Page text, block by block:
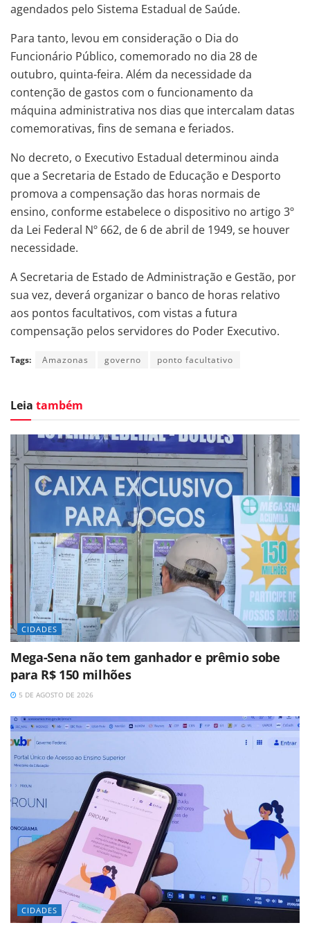
agendados pelo Sistema Estadual de Saúde.
Para tanto, levou em consideração o Dia do
Funcionário Público, comemorado no dia 28 de
outubro, quinta-feira. Além da necessidade da
contenção de gastos com o funcionamento da
máquina administrativa nos dias que intercalam datas
comemorativas, fins de semana e feriados.
No decreto, o Executivo Estadual determinou ainda
que a Secretaria de Estado de Educação e Desporto
promova a compensação das horas normais de
ensino, conforme estabelece o dispositivo no artigo 3º
da Lei Federal Nº 662, de 6 de abril de 1949, se houver
necessidade.
A Secretaria de Estado de Administração e Gestão, por
sua vez, deverá organizar o banco de horas relativo
aos pontos facultativos, com vistas a futura
compensação pelos servidores do Poder Executivo.
Tags: Amazonas governo ponto facultativo
Leia também
CIDADES
Mega-Sena não tem ganhador e prêmio sobe
para R$ 150 milhões
5 DE AGOSTO DE 2026
CIDADES